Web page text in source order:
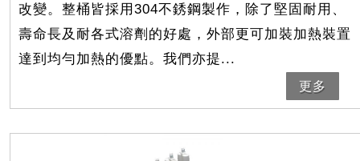
改變。整桶皆採用304不銹鋼製作，除了堅固耐用、
壽命長及耐各式溶劑的好處，外部更可加裝加熱裝置
達到均勻加熱的優點。我們亦提...
更多